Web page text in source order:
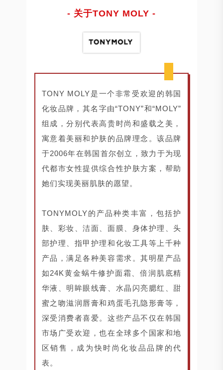
- 关于TONY MOLY -
TONY MOLY是一个非常受欢迎的韩国
化妆品牌，其名字由“TONY”和“MOLY”
组成，分别代表高贵时尚和盛载之美，
寓意着美丽和护肤的品牌理念。该品牌
于2006年在韩国首尔创立，致力于为现
代都市女性提供综合性护肤方案，帮助
她们实现美丽肌肤的愿望。
TONYMOLY的产品种类丰富，包括护
肤、彩妆、洁面、面膜、身体护理、头
部护理、指甲护理和化妆工具等上千种
产品，满足各种美容需求。其明星产品
如24K黄金蜗牛修护面霜、倍润肌底精
华液、明眸眼线膏、水晶闪亮腮红、甜
蜜之吻滋润唇膏和鸡蛋毛孔隐形膏等，
深受消费者喜爱。这些产品不仅在韩国
市场广受欢迎，也在全球多个国家和地
区销售，成为快时尚化妆品品牌的代
表。